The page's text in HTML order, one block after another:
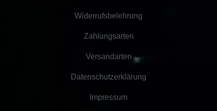
Widerrufsbelehrung
Zahlungsarten
Versandarten
Datenschutzerklärung
Impressum